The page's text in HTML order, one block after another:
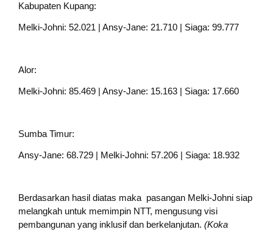
Kabupaten Kupang:
Melki-Johni: 52.021 | Ansy-Jane: 21.710 | Siaga: 99.777
Alor:
Melki-Johni: 85.469 | Ansy-Jane: 15.163 | Siaga: 17.660
Sumba Timur:
Ansy-Jane: 68.729 | Melki-Johni: 57.206 | Siaga: 18.932
Berdasarkan hasil diatas maka pasangan Melki-Johni siap
melangkah untuk memimpin NTT, mengusung visi
pembangunan yang inklusif dan berkelanjutan. (Koka